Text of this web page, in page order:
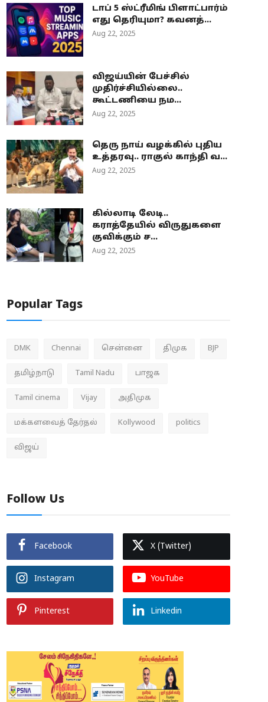
டாப் 5 ஸ்ட்ரீமிங் பிளாட்பார்ம்
எது தெரியுமா? கவனத்...
Aug 22, 2025
விஜய்யின் பேச்சில்
முதிர்ச்சியில்லை..
கூட்டணியை நம...
Aug 22, 2025
தெரு நாய் வழக்கில் புதிய
உத்தரவு.. ராகுல் காந்தி வ...
Aug 22, 2025
கில்லாடி லேடி..
கராத்தேயில் விருதுகளை
குவிக்கும் ச...
Aug 22, 2025
Popular Tags
DMK Chennai சென்னை திமுக BJP
தமிழ்நாடு Tamil Nadu பாஜக
Tamil cinema Vijay அதிமுக
மக்களவைத் தேர்தல் Kollywood politics
விஜய்
Follow Us
Facebook X (Twitter)
Instagram YouTube
Pinterest Linkedin